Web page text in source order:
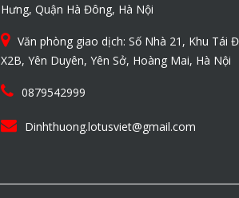
Hưng, Quận Hà Đông, Hà Nội
Văn phòng giao dịch: Số Nhà 21, Khu Tái
X2B, Yên Duyên, Yên Sở, Hoàng Mai, Hà Nội
0879542999
Dinhthuong.lotusviet@gmail.com